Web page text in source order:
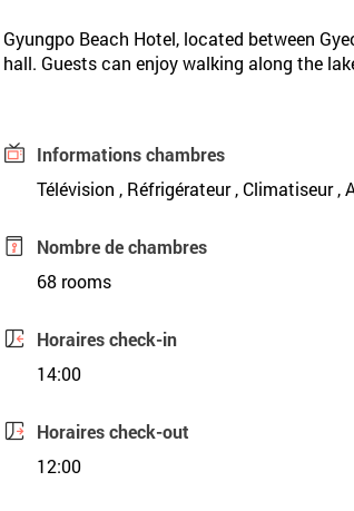
Gyungpo Beach Hotel, located between
hall. Guests can enjoy walking along the
Informations chambres
Télévision , Réfrigérateur , Climatiseur
Nombre de chambres
68 rooms
Horaires check-in
14:00
Horaires check-out
12:00